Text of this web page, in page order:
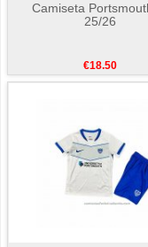
Camiseta
25/26
€18.50